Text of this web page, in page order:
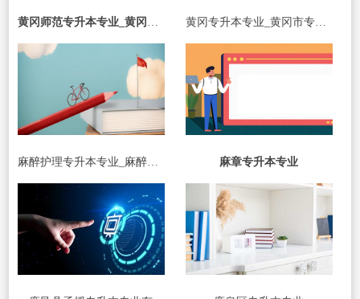
黄冈专升本专业_黄冈市专升本
麻醉护理专升本专业_麻醉护理专升本专业是啥 麻章专升本专业